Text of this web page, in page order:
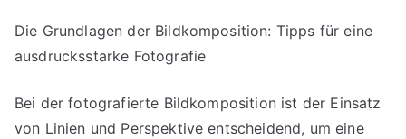
Die Grundlagen der Bildkomposition: Tipps für eine
ausdrucksstarke Fotografie
Bei der fotografierte Bildkomposition ist der Einsatz
von Linien und Perspektive entscheidend, um eine